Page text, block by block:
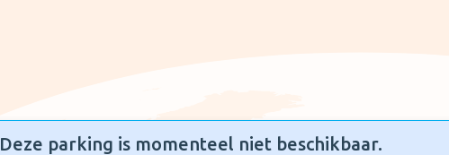
Deze parking is momenteel niet beschikbaar.